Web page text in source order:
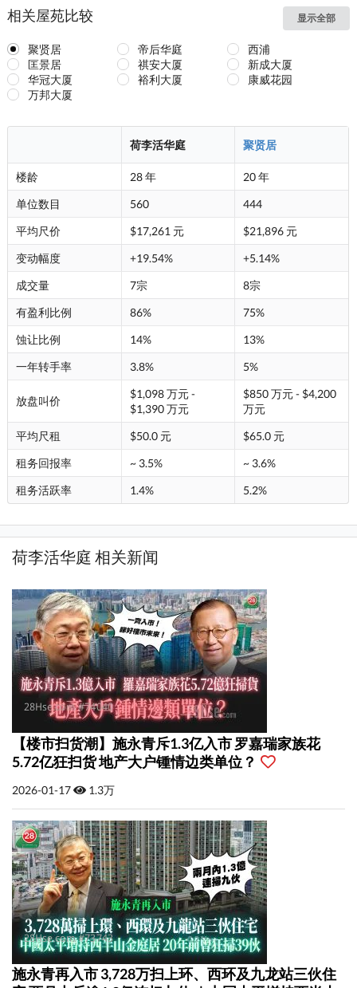
相关屋苑比较 显示全部
聚贤居 帝后华庭
西浦
匡景居
祺安大厦
新成大厦
华冠大厦
裕利大厦
康威花园
万邦大厦
荷李活华庭 聚贤居
楼龄 28 年
20 年
单位数目
560
444
平均尺价
$17,261 元
$21,896 元
变动幅度
+19.54%
+5.14%
成交量
7宗
8宗
有盈利比例
86%
75%
蚀让比例
14%
13%
一年转手率
3.8% 5%
放盘叫价
$1,098 万元 -
$1,390 万元
$850 万元 - $4,200
万元
平均尺租
$50.0 元
$65.0 元
租务回报率
~ 3.5%
~ 3.6%
租务活跃率
1.4% 5.2%
荷李活华庭 相关新闻
【楼市扫货潮】施永青斥1.3亿入市 罗嘉瑞家族花
5.72亿狂扫货 地产大户锺情边类单位？
2026-01-17 1.3万
施永青再入市 3,728万扫上环、西环及九龙站三伙住